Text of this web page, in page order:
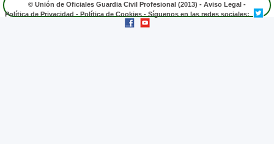
© Unión de Oficiales Guardia Civil Profesional (2013) - Aviso Legal -
Política de Privacidad - Política de Cookies - Síguenos en las redes sociales: